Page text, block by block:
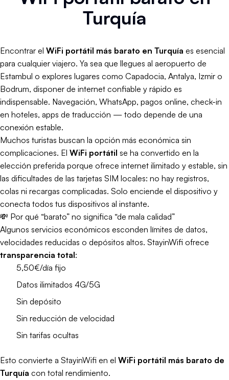
Turquía
Encontrar el WiFi portátil más barato en Turquía es esencial
para cualquier viajero. Ya sea que llegues al aeropuerto de
Estambul o explores lugares como Capadocia, Antalya, Izmir o
Bodrum, disponer de internet confiable y rápido es
indispensable. Navegación, WhatsApp, pagos online, check-in
en hoteles, apps de traducción — todo depende de una
conexión estable.
Muchos turistas buscan la opción más económica sin
complicaciones. El WiFi portátil se ha convertido en la
elección preferida porque ofrece internet ilimitado y estable, sin
las dificultades de las tarjetas SIM locales: no hay registros,
colas ni recargas complicadas. Solo enciende el dispositivo y
conecta todos tus dispositivos al instante.
💸 Por qué “barato” no significa “de mala calidad”
Algunos servicios económicos esconden límites de datos,
velocidades reducidas o depósitos altos. StayinWifi ofrece
transparencia total:
5,50€/día fijo
Datos ilimitados 4G/5G
Sin depósito
Sin reducción de velocidad
Sin tarifas ocultas
Esto convierte a StayinWifi en el WiFi portátil más barato de
Turquía con total rendimiento.